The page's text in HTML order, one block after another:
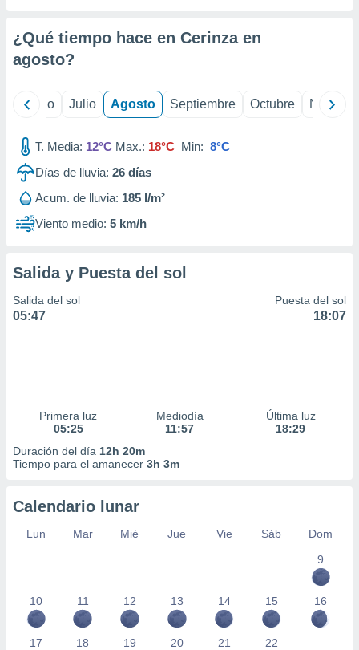
e
mediante
publicidad
publicidad
de
1199
¿Qué tiempo hace en Cerinza en
agosto?
Junio Julio Agosto Septiembre Octubre
T. Media: 12°C Max.: 18°C Min: 8°C
Días de lluvia: 26 días
Acum. de lluvia: 185 l/m²
Viento medio: 5 km/h
Salida y Puesta del sol
Salida del sol
05:47
Puesta del sol
18:07
Primera luz
05:25
Mediodía
11:57
Última luz
18:29
Duración del día 12h 20m
Tiempo para el amanecer 3h 3m
Calendario lunar
Lun Mar Mié Jue Vie Sáb
Dom
9
10 11 12 13 14 15 16
17 18 19 20 21 22